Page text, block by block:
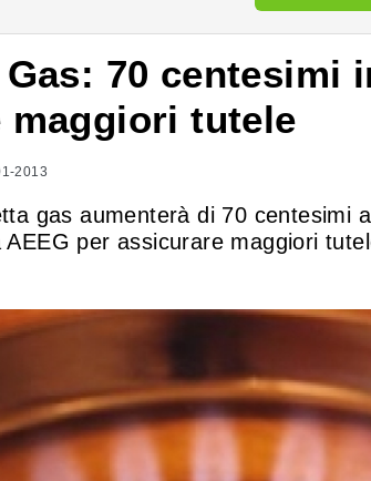
70 centesimi
maggiori tutele
2013
gas aumenterà di 70 centesimi
AEEG per assicurare maggiori